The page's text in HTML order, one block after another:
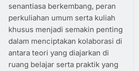
senantiasa berkembang, peran
perkuliahan umum serta kuliah
khusus menjadi semakin penting
dalam menciptakan kolaborasi di
antara teori yang diajarkan di
ruang belajar serta praktik yang